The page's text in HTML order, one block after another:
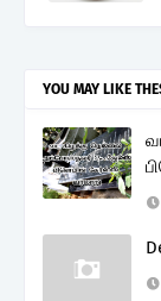
YOU MAY LIKE